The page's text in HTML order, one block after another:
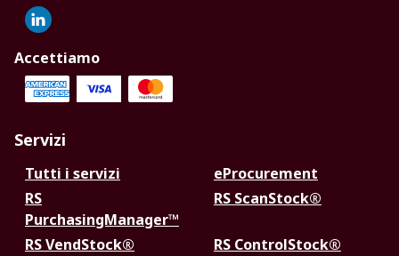
Accettiamo
Servizi
Tutti i servizi
eProcurement
RS
PurchasingManager™
RS ScanStock®
RS VendStock®
RS ControlStock®